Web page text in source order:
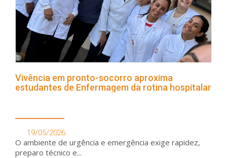
Vivência em pronto-socorro aproxima
estudantes de Enfermagem da rotina hospitalar
19/05/2026
O ambiente de urgência e emergência exige rapidez,
preparo técnico e...